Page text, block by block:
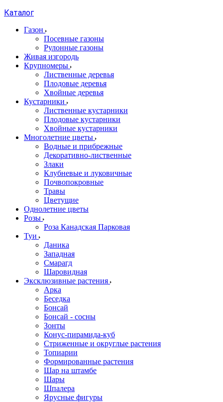
Каталог
Газон
Посевные газоны
Рулонные газоны
Живая изгородь
Крупномеры
Лиственные деревья
Плодовые деревья
Хвойные деревья
Кустарники
Лиственные кустарники
Плодовые кустарники
Хвойные кустарники
Многолетние цветы
Водные и прибрежные
Декоративно-лиственные
Злаки
Клубневые и луковичные
Почвопокровные
Травы
Цветущие
Однолетние цветы
Розы
Роза Канадская Парковая
Туи
Даника
Западная
Смарагд
Шаровидная
Эксклюзивные растения
Арка
Беседка
Бонсай
Бонсай - сосны
Зонты
Конус-пирамида-куб
Стриженные и округлые растения
Топиарии
Формированные растения
Шар на штамбе
Шары
Шпалера
Ярусные фигуры